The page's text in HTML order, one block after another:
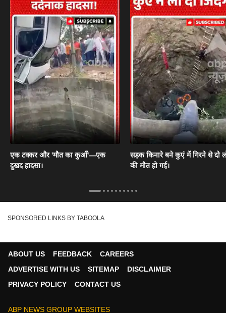
एक टक्कर और 'मौत का कुआँ'—एक
दुखद हादसा।
सड़क किनारे बने कुएं में गिरने से दो
की मौत हो गई।
SPONSORED LINKS BY TABOOLA
ABOUT US FEEDBACK
CAREERS
ADVERTISE WITH US
SITEMAP
DISCLAIMER
PRIVACY POLICY
CONTACT US
ABP NEWS GROUP WEBSITES